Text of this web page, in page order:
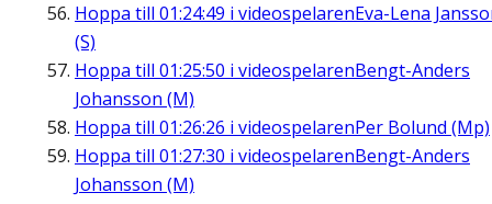
Hoppa till 01:24:49 i videospelarenEva-Lena
(S)
Hoppa till 01:25:50 i videospelarenBengt-Anders
Johansson (M)
Hoppa till 01:26:26 i videospelarenPer Bolund (Mp)
Hoppa till 01:27:30 i videospelarenBengt-Anders
Johansson (M)